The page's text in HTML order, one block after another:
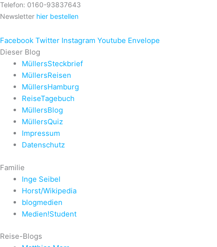
Telefon: 0160-93837643
Newsletter hier bestellen
Facebook Twitter Instagram Youtube Envelope
Dieser Blog
MüllersSteckbrief
MüllersReisen
MüllersHamburg
ReiseTagebuch
MüllersBlog
MüllersQuiz
Impressum
Datenschutz
Familie
Inge Seibel
Horst/Wikipedia
blogmedien
Medien!Student
Reise-Blogs